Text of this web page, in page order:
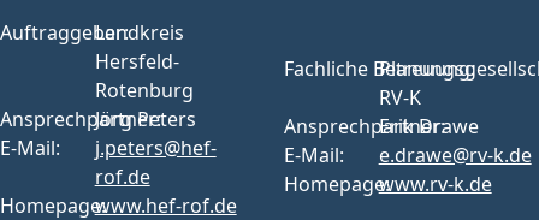
Auftraggeber:Landkreis
Hersfeld-
Rotenburg
Ansprechpartner:
Jörg Peters
E-Mail:
j.peters@hef-
rof.de
Homepage:www.hef-rof.de
Fachliche Betreuung:
RV-K
Ansprechpartner:
Erik Drawe
E-Mail:
e.drawe@rv-k.de
Homepage:www.rv-k.de